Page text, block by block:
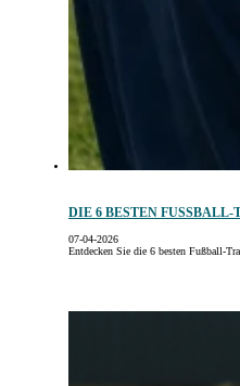
DIE 6 BESTEN FUSSBALL-
07-04-2026
Entdecken Sie die 6 besten Fußball-